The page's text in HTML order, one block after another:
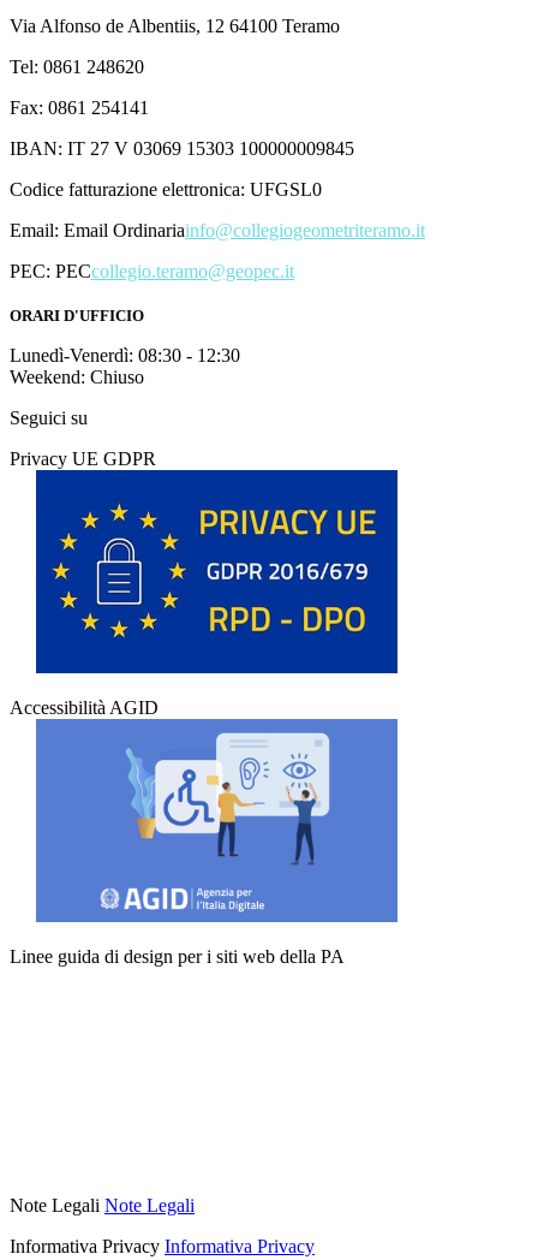
Via Alfonso de Albentiis, 12 64100 Teramo
Tel: 0861 248620
Fax: 0861 254141
IBAN: IT 27 V 03069 15303 100000009845
Codice fatturazione elettronica: UFGSL0
Email: Email Ordinariainfo@collegiogeometriteramo.it
PEC: PECcollegio.teramo@geopec.it
ORARI D'UFFICIO
Lunedì-Venerdì: 08:30 - 12:30
Weekend: Chiuso
Seguici su
Privacy UE GDPR
Accessibilità AGID
Linee guida di design per i siti web della PA
Note Legali Note Legali
Informativa Privacy Informativa Privacy